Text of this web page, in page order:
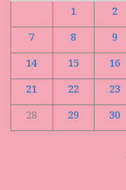
1
2
7
8 9
14
15 16
21
22 23
28
29 30